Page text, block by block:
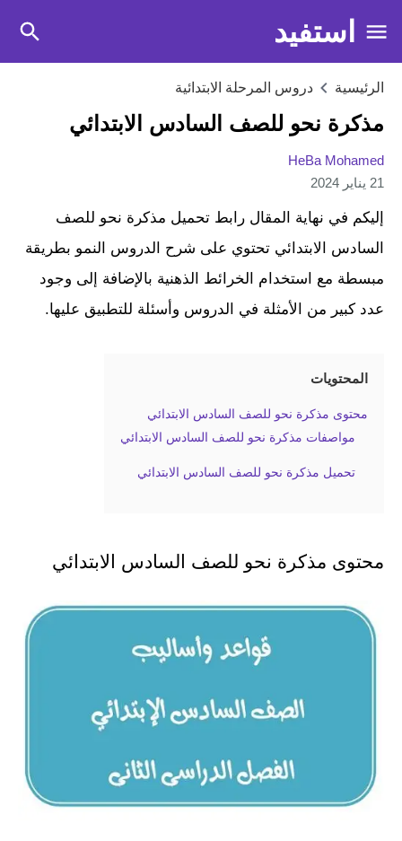
استفيد
الرئيسية دروس المرحلة الابتدائية
مذكرة نحو للصف السادس الابتدائي
HeBa Mohamed
21 يناير 2024
إليكم في نهاية المقال رابط تحميل مذكرة نحو للصف
السادس الابتدائي تحتوي على شرح الدروس النمو بطريقة
مبسطة مع استخدام الخرائط الذهنية بالإضافة إلى وجود
عدد كبير من الأمثلة في الدروس وأسئلة للتطبيق عليها.
المحتويات
محتوى مذكرة نحو للصف السادس الابتدائي
مواصفات مذكرة نحو للصف السادس الابتدائي
تحميل مذكرة نحو للصف السادس الابتدائي
محتوى مذكرة نحو للصف السادس الابتدائي